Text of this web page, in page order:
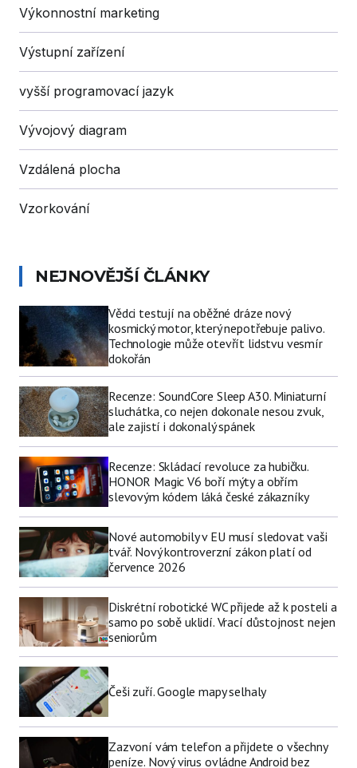
Výkonnostní marketing
Výstupní zařízení
vyšší programovací jazyk
Vývojový diagram
Vzdálená plocha
Vzorkování
NEJNOVĚJŠÍ ČLÁNKY
Vědci testují na oběžné dráze nový
kosmický motor, který nepotřebuje palivo.
Technologie může otevřít lidstvu vesmír
dokořán
Recenze: SoundCore Sleep A30. Miniaturní
sluchátka, co nejen dokonale nesou zvuk,
ale zajistí i dokonalý spánek
Recenze: Skládací revoluce za hubičku.
HONOR Magic V6 boří mýty a obřím
slevovým kódem láká české zákazníky
Nové automobily v EU musí sledovat vaši
tvář. Nový kontroverzní zákon platí od
července 2026
Diskrétní robotické WC přijede až k posteli a
samo po sobě uklidí. Vrací důstojnost nejen
seniorům
Češi zuří. Google mapy selhaly
Zazvoní vám telefon a přijdete o všechny
peníze. Nový virus ovládne Android bez